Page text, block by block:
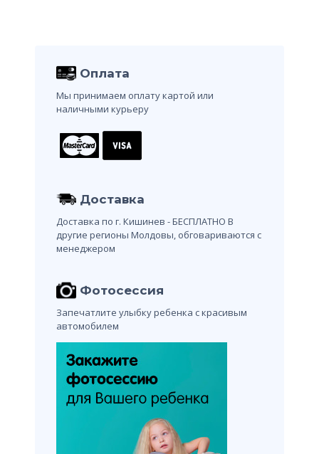
Оплата
Мы принимаем оплату картой или
наличными курьеру
Доставка
Доставка по г. Кишинев - БЕСПЛАТНО В
другие регионы Молдовы, обговариваются с
менеджером
Фотосессия
Запечатлите улыбку ребенка с красивым
автомобилем